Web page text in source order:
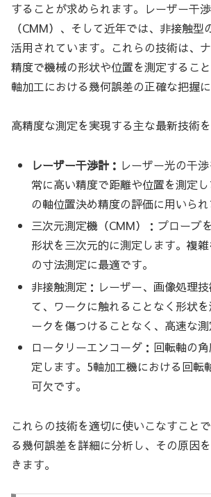
することが求められます。レーザー干
（CMM）、そして近年では、非接触型
活用されています。これらの技術は、
精度で機械の形状や位置を測定するこ
軸加工における幾何誤差の正確な把握に
高精度な測定を実現する主な最新技術を
レーザー干渉計： レーザー光の干
常に高い精度で距離や位置を測定
の軸位置決め精度の評価に用いられ
三次元測定機（CMM）：プローブ
形状を三次元的に測定します。複
の寸法測定に最適です。
非接触測定：レーザー、画像処理
て、ワークに触れることなく形状
ークを傷つけることなく、高速な測
ロータリーエンコーダ：回転軸の
定します。5軸加工機における回転
可欠です。
これらの技術を適切に使いこなすこと
る幾何誤差を詳細に分析し、その原因
きます。